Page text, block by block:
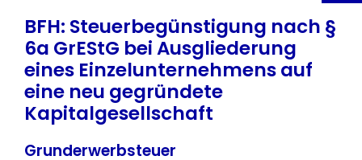
BFH: Steuerbegünstigung nach §
6a GrEStG bei Ausgliederung
eines Einzelunternehmens auf
eine neu gegründete
Kapitalgesellschaft
Grunderwerbsteuer